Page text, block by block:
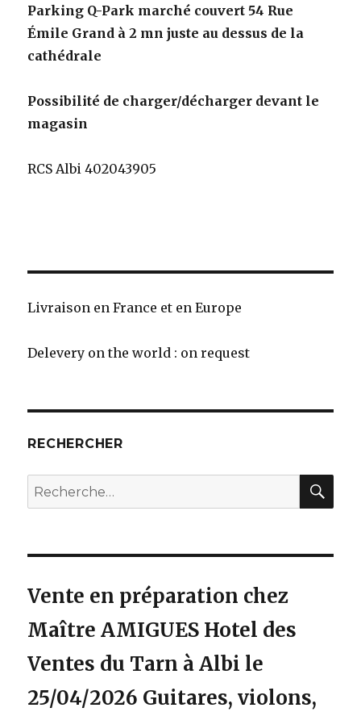
Parking Q-Park marché couvert 54 Rue
Émile Grand à 2 mn juste au dessus de la
cathédrale
Possibilité de charger/décharger devant le
magasin
RCS Albi 402043905
Livraison en France et en Europe
Delevery on the world : on request
RECHERCHER
Recherche
pour
Vente en préparation chez
Maître AMIGUES Hotel des
Ventes du Tarn à Albi le
25/04/2026 Guitares, violons,